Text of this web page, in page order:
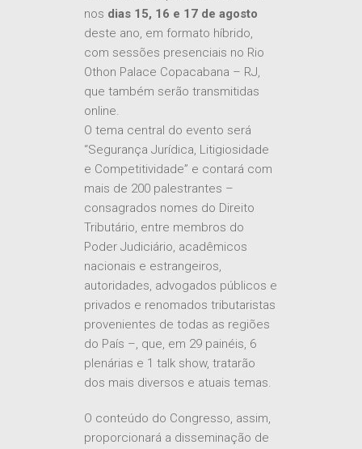
nos dias 15, 16 e 17 de agosto
deste ano, em formato híbrido,
com sessões presenciais no Rio
Othon Palace Copacabana – RJ,
que também serão transmitidas
online.
O tema central do evento será
“Segurança Jurídica, Litigiosidade
e Competitividade” e contará com
mais de 200 palestrantes –
consagrados nomes do Direito
Tributário, entre membros do
Poder Judiciário, acadêmicos
nacionais e estrangeiros,
autoridades, advogados públicos e
privados e renomados tributaristas
provenientes de todas as regiões
do País –, que, em 29 painéis, 6
plenárias e 1 talk show, tratarão
dos mais diversos e atuais temas.
O conteúdo do Congresso, assim,
proporcionará a disseminação de